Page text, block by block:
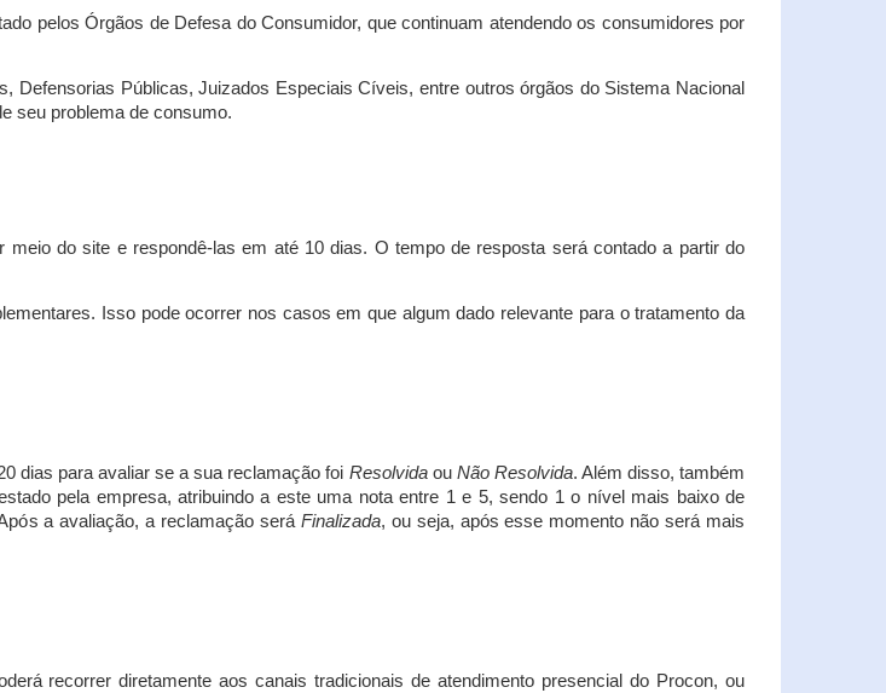
pelos Órgãos de Defesa do Consumidor, que continuam atendendo os consumidores por
Defensorias Públicas, Juizados Especiais Cíveis, entre outros órgãos do Sistema Nacional
seu problema de consumo.
do site e respondê-las em até 10 dias. O tempo de resposta será contado a partir do
Isso pode ocorrer nos casos em que algum dado relevante para o tratamento da
dias para avaliar se a sua reclamação foi Resolvidaou Não Resolvida. Além disso, também
pela empresa, atribuindo a este uma nota entre 1 e 5, sendo 1 o nível mais baixo de
a avaliação, a reclamação será Finalizada, ou seja, após esse momento não será mais
recorrer diretamente aos canais tradicionais de atendimento presencial do Procon, ou